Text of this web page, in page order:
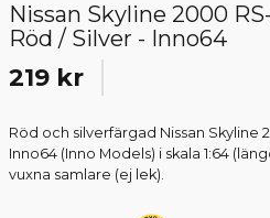
Nissan Skyline 2000
Röd / Silver - Inno64
219 kr
Röd och silverfärgad Nissan Skyline
Inno64 (Inno Models) i skala 1:64
vuxna samlare (ej lek).